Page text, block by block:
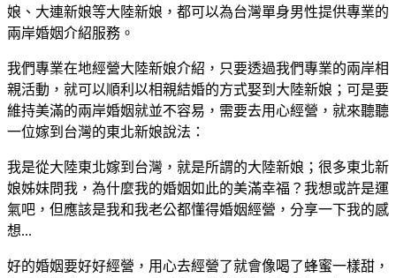
娘、大連新娘等大陸新娘，都可以為台灣單身男性提供專業的
兩岸婚姻介紹服務。
我們專業在地經營大陸新娘介紹，只要透過我們專業的兩岸相
親活動，就可以順利以相親結婚的方式娶到大陸新娘；可是要
維持美滿的兩岸婚姻就並不容易，需要去用心經營，就來聽聽
一位嫁到台灣的東北新娘說法：
我是從大陸東北嫁到台灣，就是所謂的大陸新娘；很多東北新
娘姊妹問我，為什麼我的婚姻如此的美滿幸福？我想或許是運
氣吧，但應該是我和我老公都懂得婚姻經營，分享一下我的感
想...
好的婚姻要好好經營，用心去經營了就會像喝了蜂蜜一樣甜，